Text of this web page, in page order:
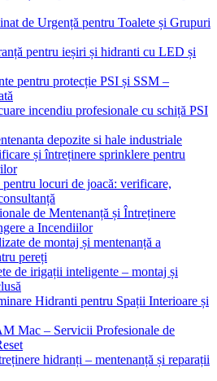
de Urgență pentru Toalete și Grupuri
pentru ieșiri și hidranti cu LED și
pentru protecție PSI și SSM –
incendiu profesionale cu schiță PSI
depozite si hale industriale
și întreținere sprinklere pentru
locuri de joacă: verificare,
de Mentenanță și Întreținere
a Incendiilor
de montaj și mentenanță a
pereți
de irigații inteligente – montaj și
Hidranti pentru Spații Interioare și
Mac – Servicii Profesionale de
hidranți – mentenanță și reparații